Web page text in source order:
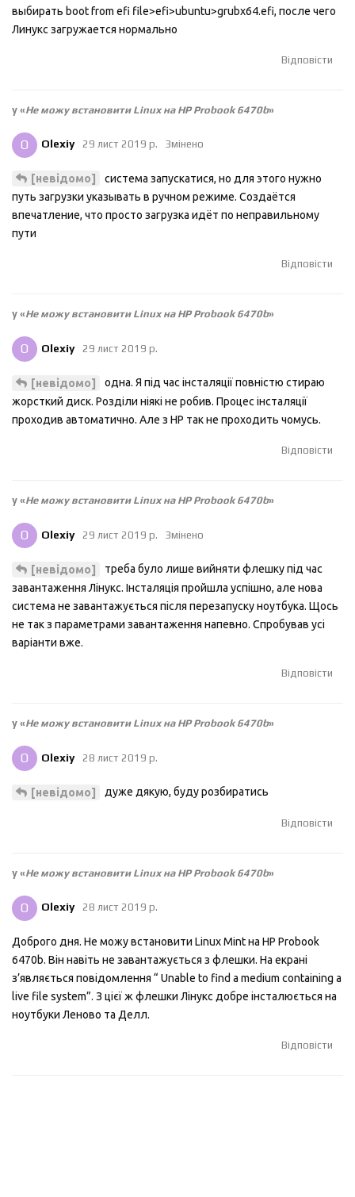
выбирать boot from efi file>efi>ubuntu>grubx64.efi, после чего
Линукс загружается нормально
Відповісти
у «Не можу встановити Linux на HP Probook 6470b»
O Olexiy 29 лист 2019 р. Змінено
[невідомо]
система запускатися, но для этого нужно
путь загрузки указывать в ручном режиме. Создаётся
впечатление, что просто загрузка идёт по неправильному
пути
Відповісти
у «Не можу встановити Linux на HP Probook 6470b»
O Olexiy 29 лист 2019 р.
[невідомо]
одна. Я під час інсталяції повністю стираю
жорсткий диск. Розділи ніякі не робив. Процес інсталяції
проходив автоматично. Але з НР так не проходить чомусь.
Відповісти
у «Не можу встановити Linux на HP Probook 6470b»
O Olexiy 29 лист 2019 р. Змінено
[невідомо]
треба було лише вийняти флешку під час
завантаження Лінукс. Інсталяція пройшла успішно, але нова
система не завантажується після перезапуску ноутбука. Щось
не так з параметрами завантаження напевно. Спробував усі
варіанти вже.
Відповісти
у «Не можу встановити Linux на HP Probook 6470b»
O Olexiy 28 лист 2019 р.
[невідомо] дуже дякую, буду розбиратись
Відповісти
у «Не можу встановити Linux на HP Probook 6470b»
O Olexiy 28 лист 2019 р.
Доброго дня. Не можу встановити Linux Mint на HP Probook
6470b. Він навіть не завантажується з флешки. На екрані
з’являється повідомлення “ Unable to find a medium containing a
live file system”. З цієї ж флешки Лінукс добре інсталюється на
ноутбуки Леново та Делл.
Відповісти